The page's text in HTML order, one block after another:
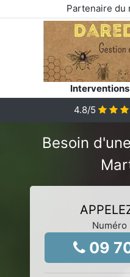
Partenaire du
4.8/5
Besoin
Numéro
09